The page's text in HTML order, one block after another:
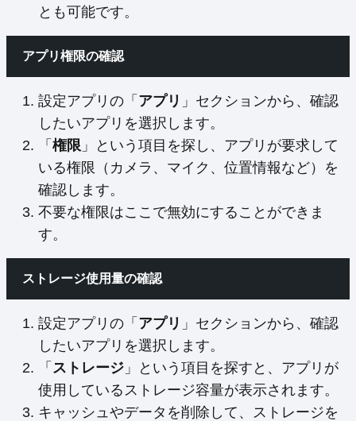
とも可能です。
アプリ権限の確認
設定アプリの「 アプリ 」セクションから、確認
したいアプリを選択します。
「 権限 」という項目を探し、アプリが要求して
いる権限（カメラ、マイク、位置情報など）を
確認します。
不要な権限はここで無効にすることができま
す。
ストレージ使用量の確認
設定アプリの「 アプリ 」セクションから、確認
したいアプリを選択します。
「 ストレージ 」という項目を探すと、アプリが
使用しているストレージ容量が表示されます。
キャッシュやデータを削除して、ストレージを